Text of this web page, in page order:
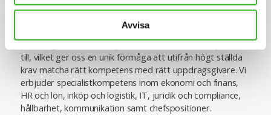
Avvisa
SJR är ett av Sveriges ledande och mest erfarna bolag
inom rekrytering och konsultlösningar. Ända sedan starten
1993 har vi varit specialiserade inom såväl
personlighetsbedömning som de områden vi rekryterar
till, vilket ger oss en unik förmåga att utifrån högt ställda
krav matcha rätt kompetens med rätt uppdragsgivare. Vi
erbjuder specialistkompetens inom ekonomi och finans,
HR och lön, inköp och logistik, IT, juridik och compliance,
hållbarhet, kommunikation samt chefspositioner.